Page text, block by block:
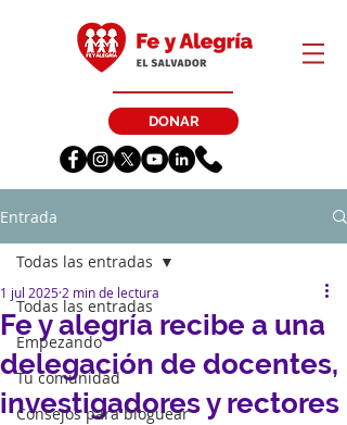
DONAR
Entrada
Todas las entradas
Empezando
Tu comunidad
Consejos para bloguear
Todas las entradas
Fe y alegría recibe a una
delegación de docentes,
investigadores y rectores
1 jul 2025 2 min de lectura